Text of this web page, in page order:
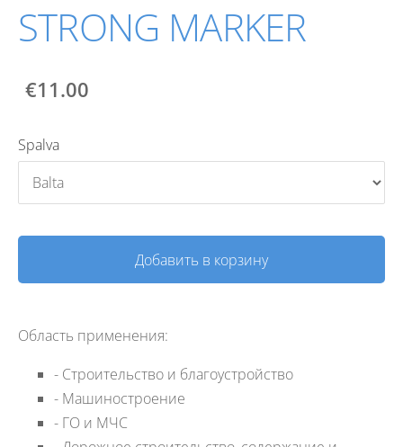
STRONG MARKER
€11.00
Spalva
Добавить в корзину
Область применения:
- Строительство и благоустройство
- Машиностроение
- ГО и МЧС